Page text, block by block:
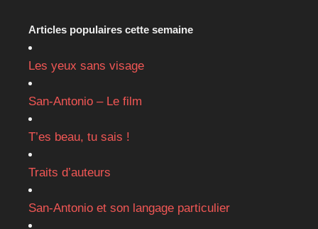
Articles populaires cette semaine
Les yeux sans visage
San-Antonio – Le film
T’es beau, tu sais !
Traits d’auteurs
San-Antonio et son langage particulier